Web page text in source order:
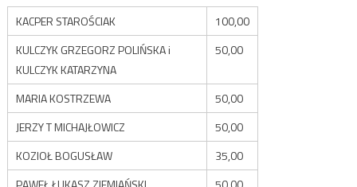
KACPER STAROŚCIAK
100,00
KULCZYK GRZEGORZ POLIŃSKA i
KULCZYK KATARZYNA
50,00
MARIA KOSTRZEWA
50,00
JERZY T MICHAJŁOWICZ
50,00
KOZIOŁ BOGUSŁAW
35,00